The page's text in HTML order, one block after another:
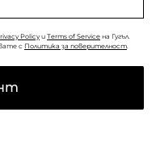
Policyи Terms of Service на Гугъл.
с Политика за поверителност.